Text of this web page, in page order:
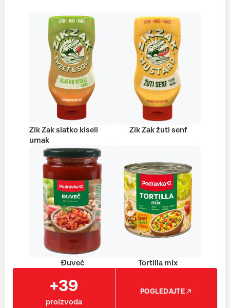
Zik Zak slatko kiseli
umak
Zik Zak žuti senf
Đuveč Tortilla mix
+39
proizvoda
POGLEDAJTE